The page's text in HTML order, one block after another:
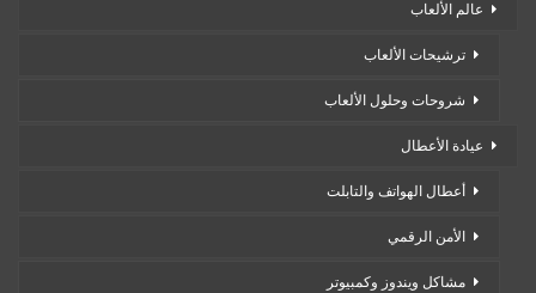
عالم الألعاب
ترشيحات الألعاب
شروحات وحلول الألعاب
عيادة الأعطال
أعطال الهواتف والتابلت
الأمن الرقمي
مشاكل ويندوز وكمبيوتر